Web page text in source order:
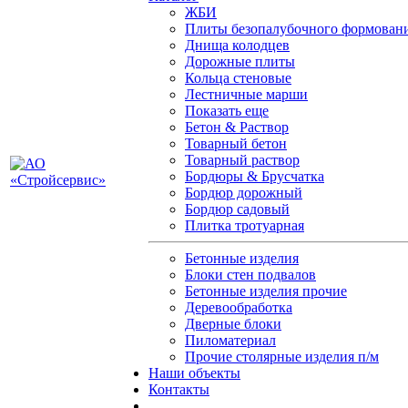
ЖБИ
Плиты безопалубочного
Днища колодцев
Дорожные плиты
Кольца стеновые
Лестничные марши
Показать еще
Бетон & Раствор
Товарный бетон
Товарный раствор
Бордюры & Брусчатка
Бордюр дорожный
Бордюр садовый
Плитка тротуарная
Бетонные изделия
Блоки стен подвалов
Бетонные изделия прочие
Деревообработка
Дверные блоки
Пиломатериал
Прочие столярные изделия п/м
Наши объекты
Контакты